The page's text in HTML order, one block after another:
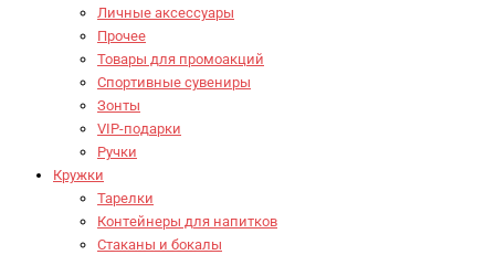
Личные аксессуары
Прочее
Товары для промоакций
Спортивные сувениры
Зонты
VIP-подарки
Ручки
Кружки
Тарелки
Контейнеры для напитков
Стаканы и бокалы